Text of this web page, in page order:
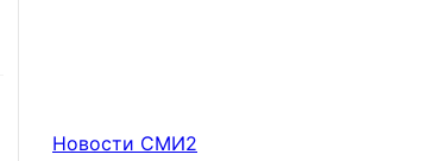
Новости СМИ2